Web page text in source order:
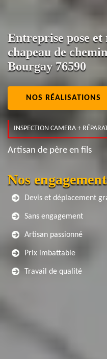
Entreprise pose
chapeau de
Bourgay 76590
NOS RÉALISATIONS
INSPECTION CAMERA +
Artisan de père en fils
Nos
Devis et déplacement
Sans engagement
Artisan passionné
Prix imbattable
Travail de qualité